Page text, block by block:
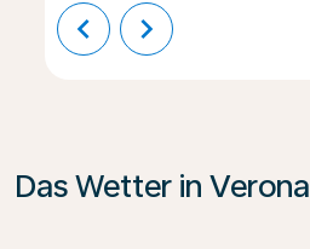
chevron_left chevron_right
Das Wetter in Verona